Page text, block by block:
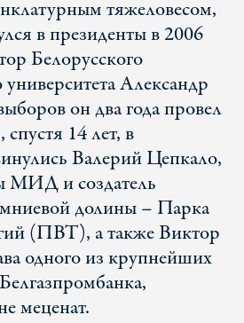
тяжеловесом,
в президенты в 2006
Белорусского
университета Александр
он два года провел
14 лет, в
Валерий Цепкало,
МИД и создатель
долины – Парка
(ПВТ), а также Виктор
одного из крупнейших
меценат.